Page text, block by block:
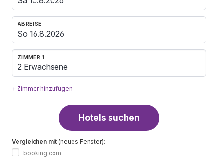
ABREISE
ZIMMER 1
2 Erwachsene
+ Zimmer hinzufügen
Hotels suchen
Vergleichen mit (neues Fenster):
booking.com